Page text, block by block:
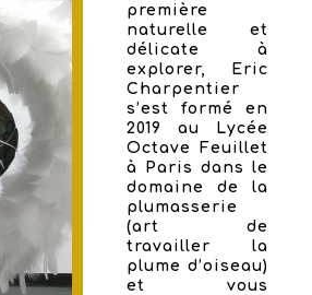
première
naturelle et
délicate à
explorer, Eric
Charpentier
s’est formé en
2019 au Lycée
Octave Feuillet
à Paris dans le
domaine de la
plumasserie
(art de
travailler la
plume d’oiseau)
et vous